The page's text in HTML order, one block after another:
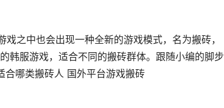
之中也会出现一种全新的游戏模式，名为搬砖，
韩服游戏，适合不同的搬砖群体。跟随小编的脚步
合哪类搬砖人 国外平台游戏搬砖